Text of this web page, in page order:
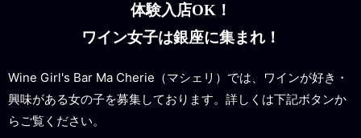
体験入店OK！
ワイン女子は銀座に集まれ！
Wine Girl's Bar Ma Cherie（マシェリ）では、ワインが好き・
興味がある女の子を募集しております。詳しくは下記ボタンか
らご覧ください。